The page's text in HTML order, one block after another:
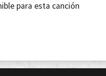
para esta canción